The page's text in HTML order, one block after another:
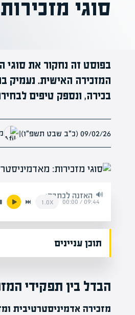
סוגי
בפוסט זה נחקור את סוגי
המזכירה האישית. נעמיק
בכירה, ונספק טיפים
09/02/26 (כ״ב שבט תשפ״ו) |
האזנה לכתבה:
09:44
/
00:00
1.0x
תוכן עניינים
הבדל בין תפקידי
מזכירה אדמיניסטרטיבית